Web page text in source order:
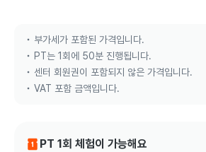
부가세가 포함된 가격입니다.
PT는 1회에 50분 진행됩니다.
센터 회원권이 포함되지 않은 가격입니다.
VAT 포함 금액입니다.
PT 1회 체험이 가능해요